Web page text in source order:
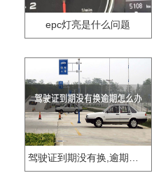
epc灯亮是什么问题
驾驶证到期没有换,逾期怎么办??